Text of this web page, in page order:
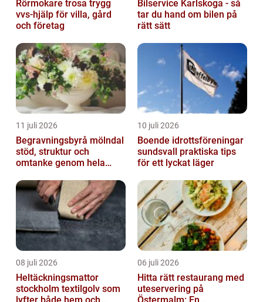
Rörmokare trosa trygg
vvs-hjälp för villa, gård
och företag
Bilservice Karlskoga - så
tar du hand om bilen på
rätt sätt
11 juli 2026
Begravningsbyrå mölndal
stöd, struktur och
omtanke genom hela
10 juli 2026
Boende idrottsföreningar
sundsvall praktiska tips
för ett lyckat läger
08 juli 2026
Heltäckningsmattor
stockholm textilgolv som
06 juli 2026
Hitta rätt restaurang med
uteservering på